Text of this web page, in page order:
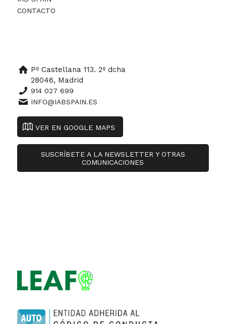
CONTACTO
Pº Castellana 113. 2º dcha
28046, Madrid
914 027 699
INFO@IABSPAIN.ES
VER EN GOOGLE MAPS
SUSCRÍBETE A LA NEWSLETTER Y OTRAS
COMUNICACIONES